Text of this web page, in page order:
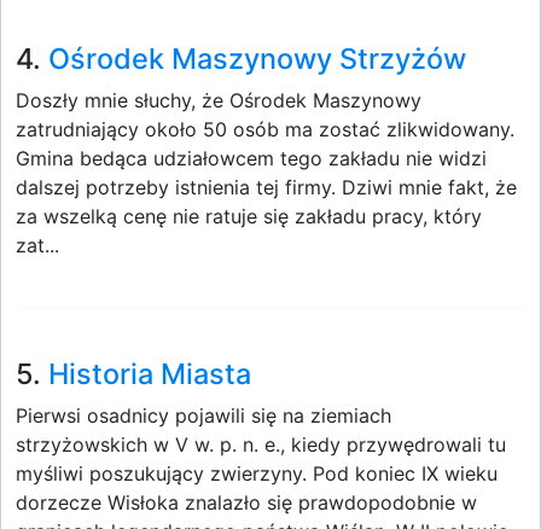
4. Ośrodek Maszynowy Strzyżów
Doszły mnie słuchy, że Ośrodek Maszynowy
zatrudniający około 50 osób ma zostać zlikwidowany.
Gmina bedąca udziałowcem tego zakładu nie widzi
dalszej potrzeby istnienia tej firmy. Dziwi mnie fakt, że
za wszelką cenę nie ratuje się zakładu pracy, który
zat...
5. Historia Miasta
Pierwsi osadnicy pojawili się na ziemiach
strzyżowskich w V w. p. n. e., kiedy przywędrowali tu
myśliwi poszukujący zwierzyny. Pod koniec IX wieku
dorzecze Wisłoka znalazło się prawdopodobnie w